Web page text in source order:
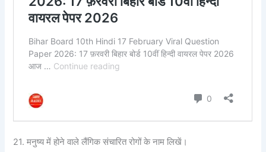
21. मनुष्य में होने वाले लैंगिक संचारित रोगों के नाम लिखें।